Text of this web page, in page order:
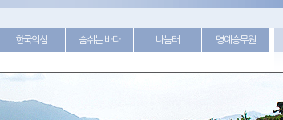
한국의섬 숨쉬는 바다 나눔터 명예승무원